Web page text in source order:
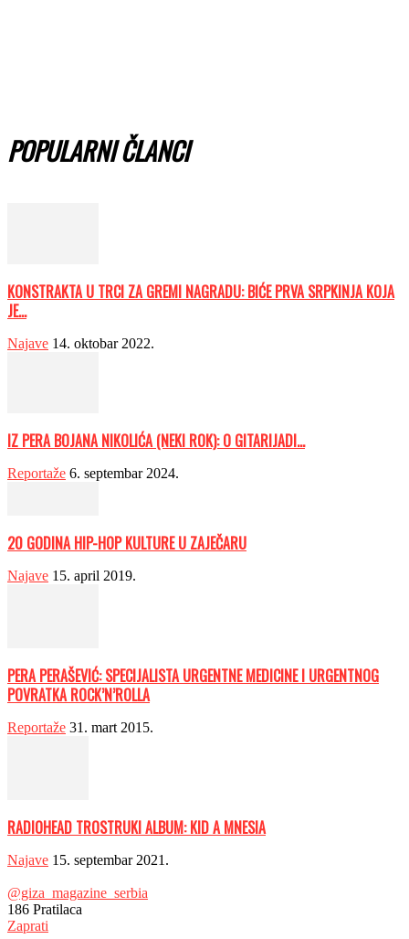
POPULARNI ČLANCI
KONSTRAKTA U TRCI ZA GREMI NAGRADU: BIĆE PRVA SRPKINJA KOJA
JE...
Najave 14. oktobar 2022.
IZ PERA BOJANA NIKOLIĆA (NEKI ROK): O GITARIJADI…
Reportaže 6. septembar 2024.
20 GODINA HIP-HOP KULTURE U ZAJEČARU
Najave 15. april 2019.
PERA PERAŠEVIĆ: SPECIJALISTA URGENTNE MEDICINE I URGENTNOG
POVRATKA ROCK’N’ROLLA
Reportaže 31. mart 2015.
RADIOHEAD TROSTRUKI ALBUM: KID A MNESIA
Najave 15. septembar 2021.
@giza_magazine_serbia
186 Pratilaca
Zaprati